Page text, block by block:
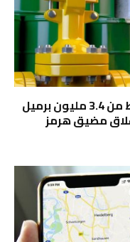
العراق .. تراجع كبير في صادرات النفط من 3.4 مليون برميل